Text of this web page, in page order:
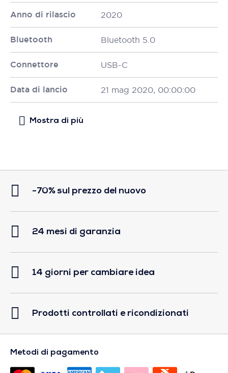
Anno di rilascio 2020
Bluetooth Bluetooth 5.0
Connettore USB-C
Data di lancio 21 mag 2020, 00:00:00
-70% sul prezzo del nuovo
24 mesi di garanzia
14 giorni per cambiare idea
Prodotti controllati e ricondizionati
Metodi di pagamento